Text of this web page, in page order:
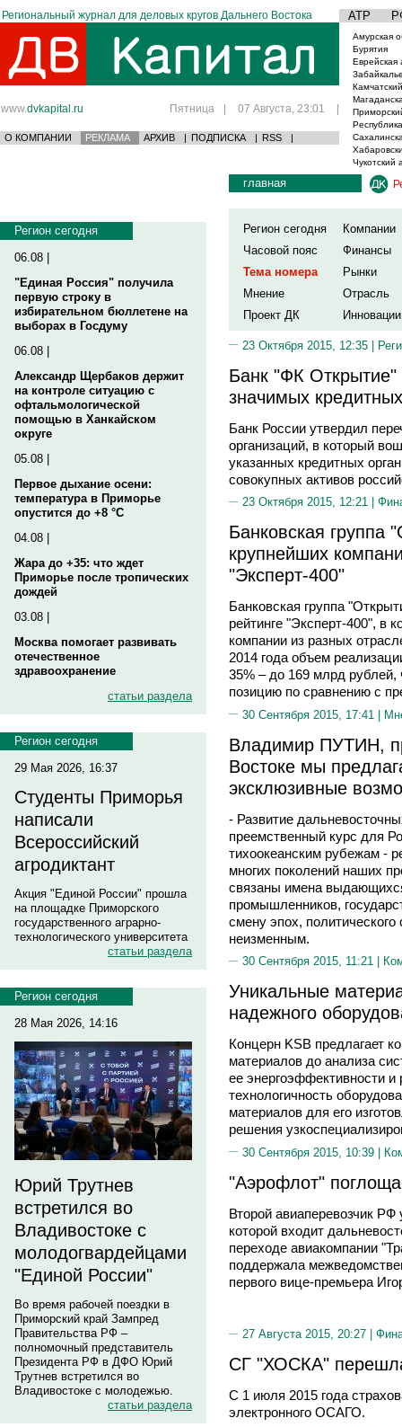
Региональный журнал для деловых кругов Дальнего Востока АТР
www.dvkapital.ru Пятница | 07 Августа, 23:01 |
О КОМПАНИИ РЕКЛАМА АРХИВ | ПОДПИСКА | RSS |
Амурская
Бурятия
Еврейская
Чукотский
Регион сегодня
06.08 |
"Единая Россия" получила
первую строку в
избирательном бюллетене на
выборах в Госдуму
06.08 |
Александр Щербаков держит
на контроле ситуацию с
офтальмологической
помощью в Ханкайском
округе
05.08 |
Первое дыхание осени:
температура в Приморье
опустится до +8 °C
04.08 |
Жара до +35: что ждет
Приморье после тропических
дождей
03.08 |
Москва помогает развивать
отечественное
здравоохранение
статьи раздела
Регион сегодня
29 Мая 2026, 16:37
Студенты Приморья
написали
Всероссийский
агродиктант
Акция "Единой России" прошла
на площадке Приморского
государственного аграрно-
технологического университета
статьи раздела
Регион сегодня
28 Мая 2026, 14:16
Юрий Трутнев
встретился во
Владивостоке с
молодогвардейцами
"Единой России"
Во время рабочей поездки в
Приморский край Зампред
Правительства РФ –
полномочный представитель
Президента РФ в ДФО Юрий
Трутнев встретился во
Владивостоке с молодежью.
статьи раздела
главная
Регион сегодня
Компании
Часовой пояс
Финансы
Тема номера
Рынки
Мнение
Отрасль
Проект ДК
Инновации
23 Октября 2015, 12:35 |
Банк "ФК Открытие"
значимых
Банк России утвердил
организаций, в который
указанных кредитных
совокупных активов
23 Октября 2015, 12:21 |
Банковская группа
крупнейших
"Эксперт-400"
Банковская группа
рейтинге "Эксперт-400", в
компании из разных
2014 года объем
35% – до 169 млрд рублей,
позицию по сравнению с
30 Сентября 2015, 17:41 |
Владимир ПУТИН,
Востоке мы
эксклюзивные
- Развитие
преемственный курс для
тихоокеанским рубежам -
многих поколений наших
связаны имена
промышленников,
смену эпох, политического
неизменным.
30 Сентября 2015, 11:21 |
Уникальные
надежного
Концерн KSB предлагает
материалов до анализа
ее энергоэффективности
технологичность
материалов для его
решения
30 Сентября 2015, 10:39 |
"Аэрофлот"
Второй авиаперевозчик РФ
которой входит
переходе авиакомпании
поддержала
первого вице-премьера
27 Августа 2015, 20:27 |
СГ "ХОСКА"
С 1 июля 2015 года
электронного ОСАГО.